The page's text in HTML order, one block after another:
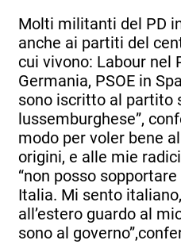
Molti militanti del PD
anche ai partiti del
cui vivono: Labour nel
Germania, PSOE in
sono iscritto al partito
lussemburghese”,
modo per voler bene
origini, e alle mie
“non posso
Italia. Mi sento
all’estero guardo al
sono al